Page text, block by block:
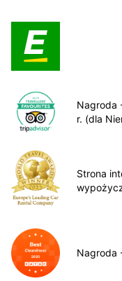
Nagroda
r. (dla
Strona
Nagroda